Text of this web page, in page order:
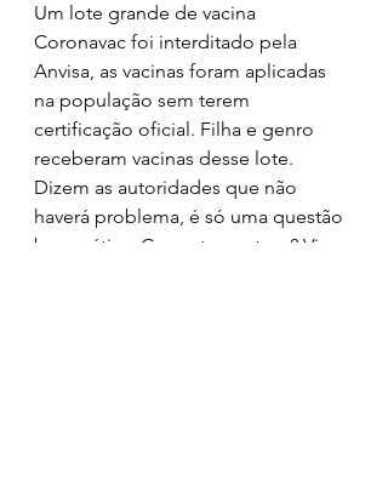
Um lote grande de vacina
Coronavac foi interditado pela
Anvisa, as vacinas foram aplicadas
na população sem terem
certificação oficial. Filha e genro
receberam vacinas desse lote.
Dizem as autoridades que não
haverá problema, é só uma questão
burocrática. Como ter certeza? Viver